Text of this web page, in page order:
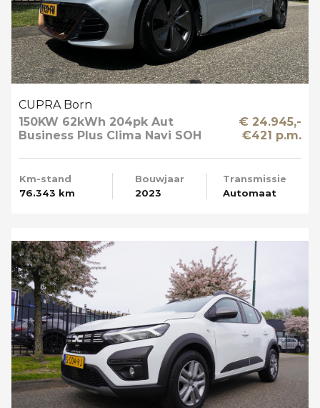
CUPRA Born
150KW 62kWh 204pk Aut
Business Plus Clima Navi SOH
€ 24.945,-
€421 p.m.
Km-stand
76.343 km
Bouwjaar
2023
Transmissie
Automaat